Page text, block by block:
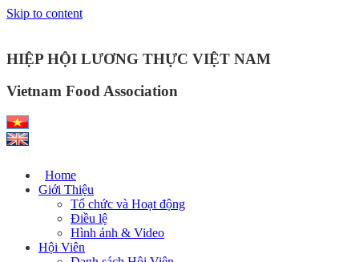
Skip to content
HIỆP HỘI LƯƠNG THỰC VIỆT NAM
Vietnam Food Association
Home
Giới Thiệu
Tổ chức và Hoạt động
Điều lệ
Hình ảnh & Video
Hội Viên